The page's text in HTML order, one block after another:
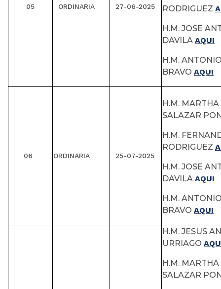
05 ORDINARIA 27-06-2025
RODRIGUEZ
H.M. JOSE
DAVILA AQUI
H.M.
BRAVO AQUI
06 ORDINARIA 25-07-2025
H.M.
SALAZAR
H.M.
RODRIGUEZ
H.M. JOSE
DAVILA AQUI
H.M.
BRAVO AQUI
H.M. JESUS
URRIAGO
H.M.
SALAZAR